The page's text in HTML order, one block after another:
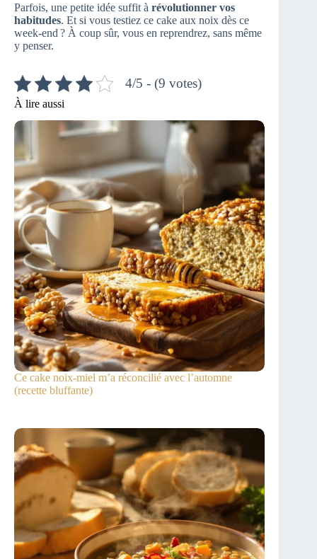
Parfois, une petite idée suffit à révolutionner vos
habitudes. Et si vous testiez ce cake aux noix dès ce
week-end ? À coup sûr, vous en reprendrez, sans même
y penser.
4/5 - (9 votes)
À lire aussi
Ce cake noix-miel m’a réconcilié avec l’automne
(recette bluffante)